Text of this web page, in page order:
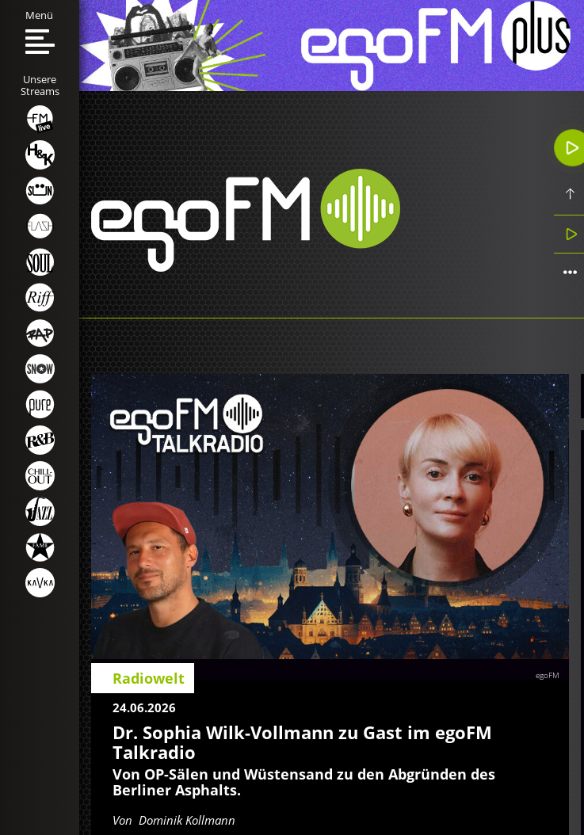
Menü
Unsere
Streams
egoFM
Radiowelt
24.06.2026
Dr. Sophia Wilk-Vollmann zu Gast im egoFM
Talkradio
Von OP-Sälen und Wüstensand zu den Abgründen des
Berliner Asphalts.
Von Dominik Kollmann